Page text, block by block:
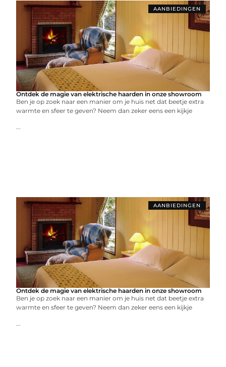
AANBIEDINGEN
Ontdek de magie van elektrische haarden in onze showroom
Ben je op zoek naar een manier om je huis net dat beetje extra
warmte en sfeer te geven? Neem dan zeker eens een kijkje
...
AANBIEDINGEN
Ontdek de magie van elektrische haarden in onze showroom
Ben je op zoek naar een manier om je huis net dat beetje extra
warmte en sfeer te geven? Neem dan zeker eens een kijkje
...